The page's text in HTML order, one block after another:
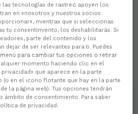
las tecnologías de rastreo apoyen los
en «nosotros y nuestros socios
mientras que si seleccionas
tu consentimiento, los deshabilitarás. Si
parte del contenido y los
dejar de ser relevantes para ti. Puedes
para cambiar tus opciones o retirar
momento haciendo clic en el
que aparece en la parte
(o en el icono flotante que hay en la parte
la página web). Tus opciones tendrán
ámbito de consentimiento. Para saber
de privacidad.